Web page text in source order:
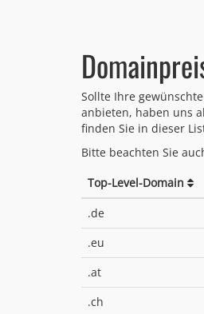
Sollte Ihre
anbieten, haben uns
finden Sie in dieser
Bitte beachten Sie
Top-Level-Domain
.de
.eu
.at
.ch